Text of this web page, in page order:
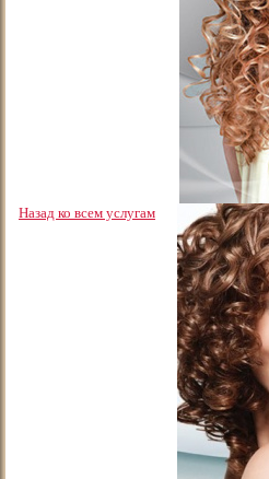
Назад ко всем услугам